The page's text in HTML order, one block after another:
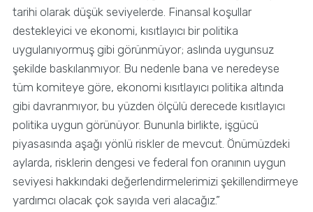
tarihi olarak düşük seviyelerde. Finansal koşullar
destekleyici ve ekonomi, kısıtlayıcı bir politika
uygulanıyormuş gibi görünmüyor; aslında uygunsuz
şekilde baskılanmıyor. Bu nedenle bana ve neredeyse
tüm komiteye göre, ekonomi kısıtlayıcı politika altında
gibi davranmıyor, bu yüzden ölçülü derecede kısıtlayıcı
politika uygun görünüyor. Bununla birlikte, işgücü
piyasasında aşağı yönlü riskler de mevcut. Önümüzdeki
aylarda, risklerin dengesi ve federal fon oranının uygun
seviyesi hakkındaki değerlendirmelerimizi şekillendirmeye
yardımcı olacak çok sayıda veri alacağız.”